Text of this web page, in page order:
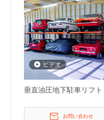
ビデオ
垂直油圧地下駐車リフト
お問い合わせ